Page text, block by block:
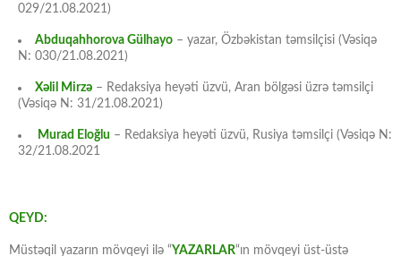
029/21.08.2021)
Abduqahhorova Gülhayo – yazar, Özbəkistan təmsilçisi (Vəsiqə
N: 030/21.08.2021)
Xəlil Mirzə – Redaksiya heyəti üzvü, Aran bölgəsi üzrə təmsilçi
(Vəsiqə N: 31/21.08.2021)
Murad Eloğlu – Redaksiya heyəti üzvü, Rusiya təmsilçi (Vəsiqə N:
32/21.08.2021
QEYD:
Müstəqil yazarın mövqeyi ilə “YAZARLAR“ın mövqeyi üst-üstə